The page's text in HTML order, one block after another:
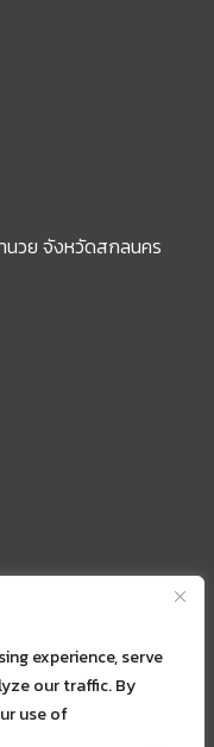
experience, serve
our traffic. By
use of
นวย จังหวัดสกลนคร